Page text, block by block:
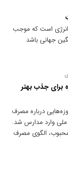
انرژی است که موجب
برای جذب بهتر
درباره مصرف
وارد مدارس شد.
محبوب، الگوی مصرف